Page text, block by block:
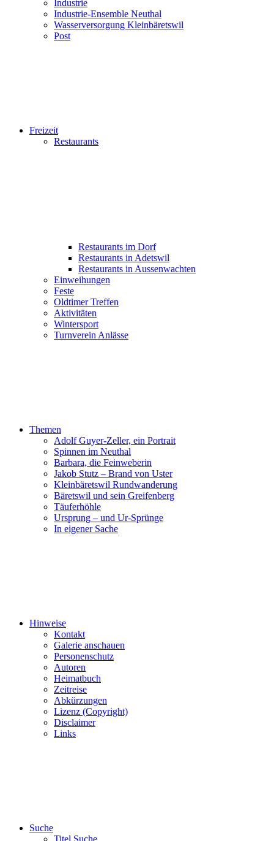
Industrie
Industrie-Ensemble Neuthal
Wasserversorgung Kleinbäretswil
Post
Freizeit
Restaurants
Restaurants im Dorf
Restaurants in Adetswil
Restaurants in Aussenwachten
Einweihungen
Feste
Oldtimer Treffen
Aktivitäten
Wintersport
Turnverein Anlässe
Themen
Adolf Guyer-Zeller, ein Portrait
Spinnen im Neuthal
Barbara, die Feinweberin
Jakob Stutz – Brand von Uster
Kleinbäretswil Rundwanderung
Bäretswil und sein Greifenberg
Täuferhöhle
Ursprung – und Ur-Sprünge
In eigener Sache
Hinweise
Kontakt
Galerie anschauen
Personenschutz
Autoren
Heimatbuch
Zeitreise
Abkürzungen
Lizenz (Copyright)
Disclaimer
Links
Suche
Titel Suche